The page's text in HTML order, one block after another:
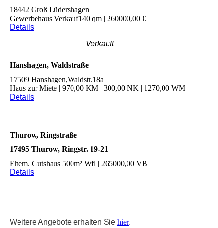
18442 Groß Lüdershagen
Gewerbehaus Verkauf140 qm | 260000,00 €
Details
Verkauft
Hanshagen, Waldstraße
17509 Hanshagen,Waldstr.18a
Haus zur Miete | 970,00 KM | 300,00 NK | 1270,00 WM
Details
Thurow, Ringstraße
17495 Thurow, Ringstr. 19-21
Ehem. Gutshaus 500m² Wfl | 265000,00 VB
Details
Weitere Angebote erhalten Sie hier.